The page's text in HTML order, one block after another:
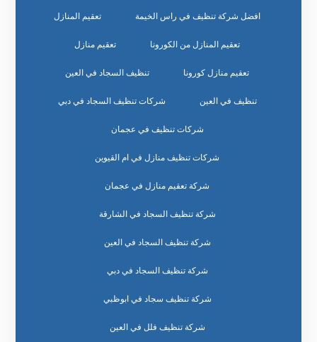
افضل شركة تنظيف في راس الخيمة تعقيم المنازل
تعقيم المنازل من الكورونا تعقيم منازل
تعقيم منازل كورونا تنظيف السجاد في العين
تنظيف في العين شركات تنظيف السجاد في دبي
شركات تنظيف في عجمان
شركات تنظيف منازل في ام القيوين
شركة تعقيم منازل في عجمان
شركة تنظيف السجاد في الشارقة
شركة تنظيف السجاد في العين
شركة تنظيف السجاد في دبي
شركة تنظيف سجاد في ابوظبي
شركة تنظيف فلل في العين